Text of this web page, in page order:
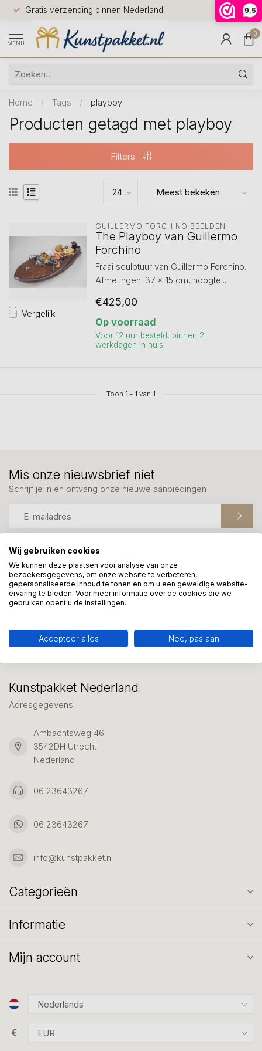
9,5
Gratis verzending binnen Nederland
Voor
huis
9.5
MENU
0
Home / Tags / playboy
Producten getagd met playboy
Filters
Vergelijk
GUILLERMO FORCHINO BEELDEN
The Playboy van Guillermo
Forchino
Fraai sculptuur van Guillermo Forchino.
Afmetingen: 37 x 15 cm, hoogte...
€425,00
Op voorraad
Voor 12 uur besteld, binnen 2
werkdagen in huis.
Toon 1 - 1 van 1
Meer informatie?
We helpen graag met uw keuze of geven advies, bel of app
ons 7 dagen per week: 06-23643267
Mis onze nieuwsbrief niet
Schrijf je in en ontvang onze nieuwe aanbiedingen
Kunstpakket Nederland
Adresgegevens:
Ambachtsweg 46
3542DH Utrecht
Nederland
06 23643267
06 23643267
info@kunstpakket.nl
Categorieën
Informatie
Mijn account
€
Wij gebruiken cookies
We kunnen deze plaatsen voor analyse van onze
bezoekersgegevens, om onze website te verbeteren,
gepersonaliseerde inhoud te tonen en om u een geweldige website-
ervaring te bieden. Voor meer informatie over de cookies die we
gebruiken opent u de instellingen.
Accepteer alles Nee, pas aan